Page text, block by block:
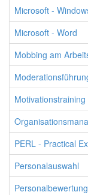
Microsoft -
Microsoft - Word
Mobbing am
Motivationstraining
PERL - Practical
Personalauswahl
Personalbewertung